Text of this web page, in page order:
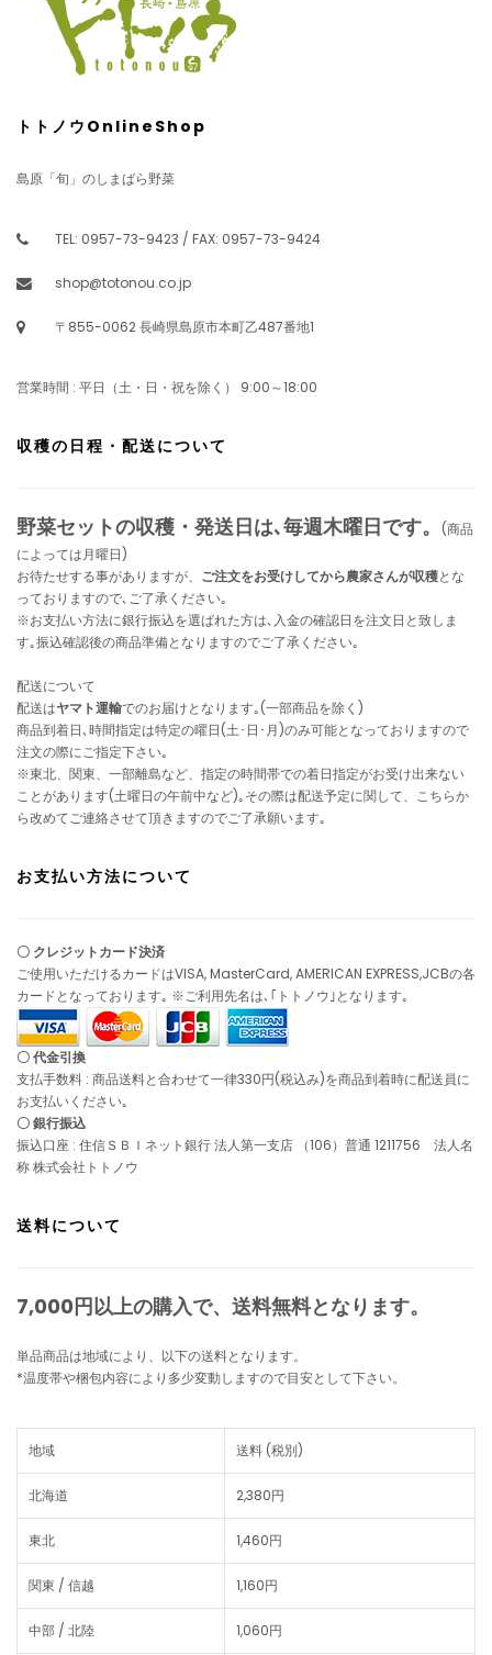
トトノウOnlineShop
島原「旬」のしまばら野菜
TEL: 0957-73-9423 / FAX: 0957-73-9424
shop@totonou.co.jp
〒855-0062 長崎県島原市本町乙487番地1
営業時間 : 平日（土・日・祝を除く） 9:00～18:00
収穫の日程・配送について
野菜セットの収穫・発送日は､毎週木曜日です。
(商品
によっては月曜日)
お待たせする事がありますが、 ご注文をお受けしてから農家さんが収穫とな
っておりますので､ご了承ください｡
※お支払い方法に銀行振込を選ばれた方は､入金の確認日を注文日と致しま
す｡振込確認後の商品準備となりますのでご了承ください｡
配送について
配送はヤマト運輸でのお届けとなります｡(一部商品を除く)
商品到着日､時間指定は特定の曜日(土･日･月)のみ可能となっておりますので
注文の際にご指定下さい｡
※東北、関東、一部離島など、指定の時間帯での着日指定がお受け出来ない
ことがあります(土曜日の午前中など)｡その際は配送予定に関して、こちらか
ら改めてご連絡させて頂きますのでご了承願います｡
お支払い方法について
〇 クレジットカード決済
ご使用いただけるカードはVISA, MasterCard, AMERICAN EXPRESS,JCBの各
カードとなっております｡ ※ご利用先名は､｢トトノウ｣となります｡
〇 代金引換
支払手数料 : 商品送料と合わせて一律330円(税込み)を商品到着時に配送員に
お支払いください｡
〇 銀行振込
振込口座 : 住信ＳＢＩネット銀行 法人第一支店 （106）普通 1211756 法人名
称 株式会社トトノウ
送料について
7,000円以上の購入で、 送料無料となります。
単品商品は地域により、以下の送料となります。
*温度帯や梱包内容により多少変動しますので目安として下さい。
地域 送料 (税別)
北海道 2,380円
東北 1,460円
関東 / 信越 1,160円
中部 / 北陸 1,060円